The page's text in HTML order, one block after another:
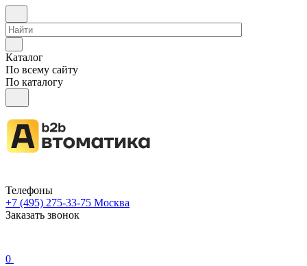
Каталог
По всему сайту
По каталогу
Телефоны
+7 (495) 275-33-75 Москва
Заказать звонок
0